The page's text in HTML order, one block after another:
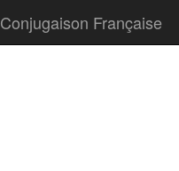
Conjugaison Française